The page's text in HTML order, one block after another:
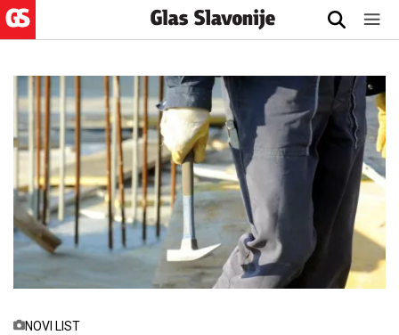
NOVI LIST